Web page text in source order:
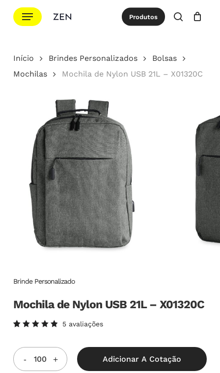
para
principal
Menu Produtos
procurar
Cotação Close
Início Brindes Personalizados
Bolsas
Mochilas
Mochila de Nylon USB 21L – X01320C
Brinde Personalizado
Mochila de Nylon USB 21L – X01320C
5.00de
5, com
baseado
em
5avaliações
Adicionar A Cotação